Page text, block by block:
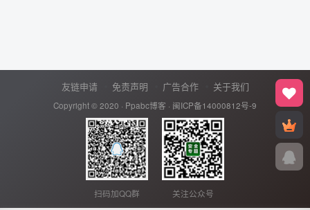
友链申请 免责声明 广告合作 关于我们
Copyright © 2020 · Ppabc博客 · 闽ICP备14000812号-9
扫码加QQ群 关注公众号